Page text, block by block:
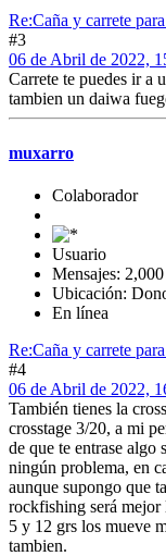
Re:Caña y carrete
#3
06 de Abril de 2022,
Carrete te puedes ir a
tambien un daiwa
muxarro
Colaborador
Usuario
Mensajes: 2,000
Ubicación:
En línea
Re:Caña y carrete
#4
06 de Abril de 2022,
También tienes la
crosstage 3/20, a mi
de que te entrase algo
ningún problema, en
aunque supongo que
rockfishing será mejor
5 y 12 grs los mueve
tambien.